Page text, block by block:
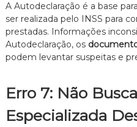
A Autodeclaração é a base
ser realizada pelo INSS para
prestadas. Informações
Autodeclaração, os
podem levantar suspeitas e
Erro 7: Não
Especializada